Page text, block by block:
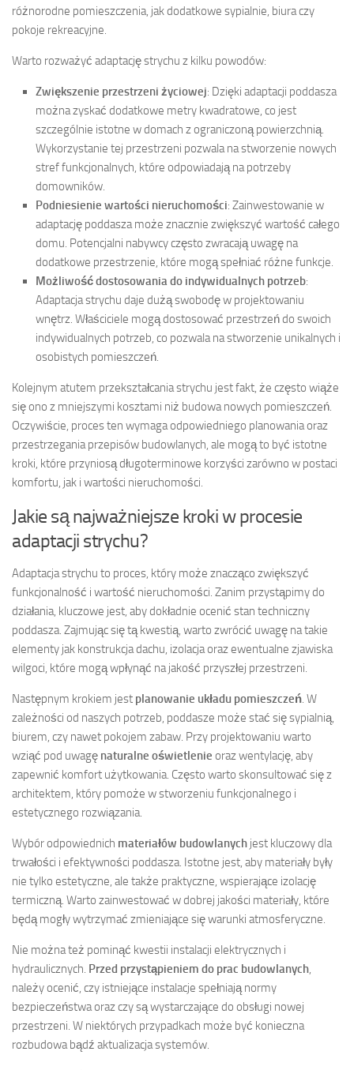
różnorodne pomieszczenia, jak dodatkowe sypialnie, biura czy
pokoje rekreacyjne.
Warto rozważyć adaptację strychu z kilku powodów:
Zwiększenie przestrzeni życiowej: Dzięki adaptacji poddasza
można zyskać dodatkowe metry kwadratowe, co jest
szczególnie istotne w domach z ograniczoną powierzchnią.
Wykorzystanie tej przestrzeni pozwala na stworzenie nowych
stref funkcjonalnych, które odpowiadają na potrzeby
domowników.
Podniesienie wartości nieruchomości: Zainwestowanie w
adaptację poddasza może znacznie zwiększyć wartość całego
domu. Potencjalni nabywcy często zwracają uwagę na
dodatkowe przestrzenie, które mogą spełniać różne funkcje.
Możliwość dostosowania do indywidualnych potrzeb:
Adaptacja strychu daje dużą swobodę w projektowaniu
wnętrz. Właściciele mogą dostosować przestrzeń do swoich
indywidualnych potrzeb, co pozwala na stworzenie unikalnych i
osobistych pomieszczeń.
Kolejnym atutem przekształcania strychu jest fakt, że często wiąże
się ono z mniejszymi kosztami niż budowa nowych pomieszczeń.
Oczywiście, proces ten wymaga odpowiedniego planowania oraz
przestrzegania przepisów budowlanych, ale mogą to być istotne
kroki, które przyniosą długoterminowe korzyści zarówno w postaci
komfortu, jak i wartości nieruchomości.
Jakie są najważniejsze kroki w procesie
adaptacji strychu?
Adaptacja strychu to proces, który może znacząco zwiększyć
funkcjonalność i wartość nieruchomości. Zanim przystąpimy do
działania, kluczowe jest, aby dokładnie ocenić stan techniczny
poddasza. Zajmując się tą kwestią, warto zwrócić uwagę na takie
elementy jak konstrukcja dachu, izolacja oraz ewentualne zjawiska
wilgoci, które mogą wpłynąć na jakość przyszłej przestrzeni.
Następnym krokiem jest planowanie układu pomieszczeń. W
zależności od naszych potrzeb, poddasze może stać się sypialnią,
biurem, czy nawet pokojem zabaw. Przy projektowaniu warto
wziąć pod uwagę naturalne oświetlenie oraz wentylację, aby
zapewnić komfort użytkowania. Często warto skonsultować się z
architektem, który pomoże w stworzeniu funkcjonalnego i
estetycznego rozwiązania.
Wybór odpowiednich materiałów budowlanych jest kluczowy dla
trwałości i efektywności poddasza. Istotne jest, aby materiały były
nie tylko estetyczne, ale także praktyczne, wspierające izolację
termiczną. Warto zainwestować w dobrej jakości materiały, które
będą mogły wytrzymać zmieniające się warunki atmosferyczne.
Nie można też pominąć kwestii instalacji elektrycznych i
hydraulicznych. Przed przystąpieniem do prac budowlanych,
należy ocenić, czy istniejące instalacje spełniają normy
bezpieczeństwa oraz czy są wystarczające do obsługi nowej
przestrzeni. W niektórych przypadkach może być konieczna
rozbudowa bądź aktualizacja systemów.